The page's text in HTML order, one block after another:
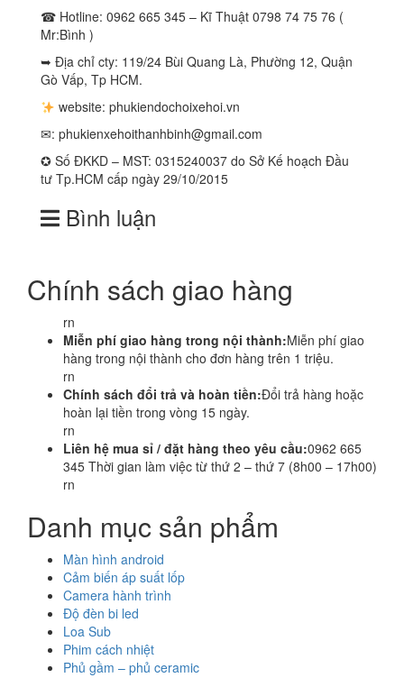
☎ Hotline: 0962 665 345 – Kĩ Thuật 0798 74 75 76 (
Mr:Bình )
➥ Địa chỉ cty: 119/24 Bùi Quang Là, Phường 12, Quận
Gò Vấp, Tp HCM.
website: phukiendochoixehoi.vn
✉: phukienxehoithanhbinh@gmail.com
✪ Số ĐKKD – MST: 0315240037 do Sở Kế hoạch Đầu
tư Tp.HCM cấp ngày 29/10/2015
Bình luận
Chính sách giao hàng
rn
Miễn phí giao hàng trong nội thành:Miễn phí giao
hàng trong nội thành cho đơn hàng trên 1 triệu.
rn
Chính sách đổi trả và hoàn tiền:Đổi trả hàng hoặc
hoàn lại tiền trong vòng 15 ngày.
rn
Liên hệ mua sỉ / đặt hàng theo yêu cầu:0962 665
345 Thời gian làm việc từ thứ 2 – thứ 7 (8h00 – 17h00)
rn
Danh mục sản phẩm
Màn hình android
Cảm biến áp suất lốp
Camera hành trình
Độ đèn bi led
Loa Sub
Phim cách nhiệt
Phủ gầm – phủ ceramic